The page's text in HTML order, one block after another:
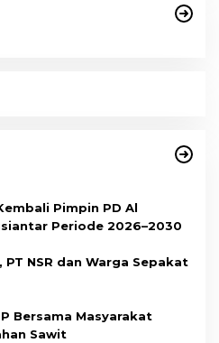
Pimpin PD Al
Periode 2026–2030
NSR dan Warga Sepakat
Bersama Masyarakat
Sawit